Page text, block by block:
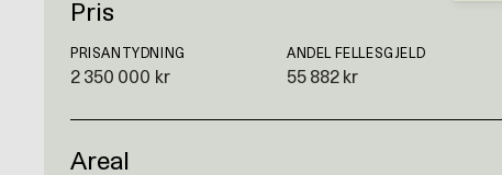
Pris
PRISANTYDNING
2 350 000 kr
ANDEL FELLESGJELD
55 882 kr
Areal